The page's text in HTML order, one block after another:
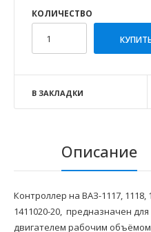
КОЛИЧЕСТВО
В ЗАКЛАДКИ
Описание
Контроллер на ВАЗ-1117,
1411020-20, предназначен
двигателем рабочим объёмом